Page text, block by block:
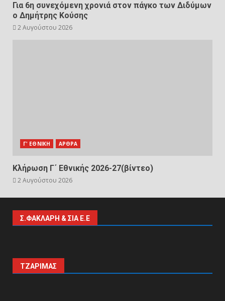
Για 6η συνεχόμενη χρονιά στον πάγκο των Διδύμων
ο Δημήτρης Κούσης
2 Αυγούστου 2026
Γ' ΕΘΝΙΚΗ ΑΡΘΡΑ
Κλήρωση Γ΄ Εθνικής 2026-27(βίντεο)
2 Αυγούστου 2026
Σ.ΦΑΚΛΑΡΗ & ΣΙΑ Ε.Ε
ΤΖΑΡΙΜΑΣ